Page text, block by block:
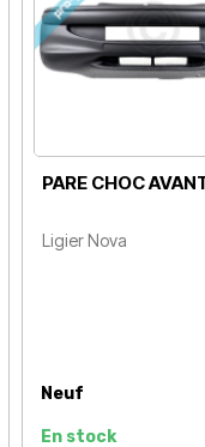
PARE CHOC
Ligier Nova
Neuf
En stock